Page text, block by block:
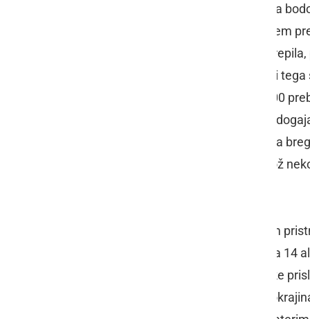
pozabo. Tri občine ormoškega konca
Ljutomeru se zavedajo, da se bo s tem
Pomurske pokrajine, še dodatno
prekmursko prestolnico. Prav zaradi
pokrajine Prlekije, ki bi z okrog 57.000
desnem bregu Mure pričelo \"nekaj
bodo zaman. Predel občin z desnega
slišati za Prlekijo, prav tako se Ormož
Velike pokrajine Prlekije, kljub željam
vseeno, ali je Slovenija razdeljena na 14
pa bi pri snovanju pokrajinske politike
poimenovali Prekmursko-prleška